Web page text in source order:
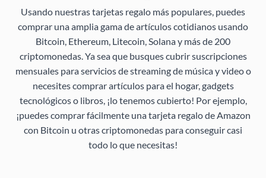
Usando nuestras tarjetas regalo más populares, puedes
comprar una amplia gama de artículos cotidianos usando
Bitcoin, Ethereum, Litecoin, Solana y más de 200
criptomonedas. Ya sea que busques cubrir suscripciones
mensuales para servicios de streaming de música y video o
necesites comprar artículos para el hogar, gadgets
tecnológicos o libros, ¡lo tenemos cubierto! Por ejemplo,
¡puedes comprar fácilmente una tarjeta regalo de Amazon
con Bitcoin u otras criptomonedas para conseguir casi
todo lo que necesitas!